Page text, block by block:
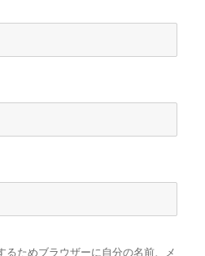
るためブラウザーに自分の名前、メ